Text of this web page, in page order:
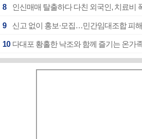
8 인신매매 탈출하다 다친 외국인, 치료비
9 신고 없이 홍보·모집…민간임대조합 피
10 다대포 황홀한 낙조와 함께 즐기는 온가